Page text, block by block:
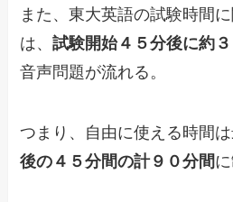
また、東大英語の試験時間
は、試験開始４５分後に約
音声問題が流れる。
つまり、自由に使える時間
後の４５分間の計９０分間